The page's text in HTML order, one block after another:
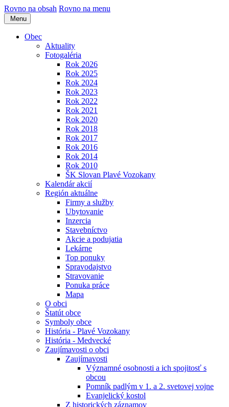
Rovno na obsah Rovno na menu
Menu
Obec
Aktuality
Fotogaléria
Rok 2026
Rok 2025
Rok 2024
Rok 2023
Rok 2022
Rok 2021
Rok 2020
Rok 2018
Rok 2017
Rok 2016
Rok 2014
Rok 2010
ŠK Slovan Plavé Vozokany
Kalendár akcií
Región aktuálne
Firmy a služby
Ubytovanie
Inzercia
Stavebníctvo
Akcie a podujatia
Lekárne
Top ponuky
Spravodajstvo
Stravovanie
Ponuka práce
Mapa
O obci
Štatút obce
Symboly obce
História - Plavé Vozokany
História - Medvecké
Zaujímavosti o obci
Zaujímavosti
Významné osobnosti a ich spojitosť s
obcou
Pomník padlým v 1. a 2. svetovej vojne
Evanjelický kostol
Z historických záznamov